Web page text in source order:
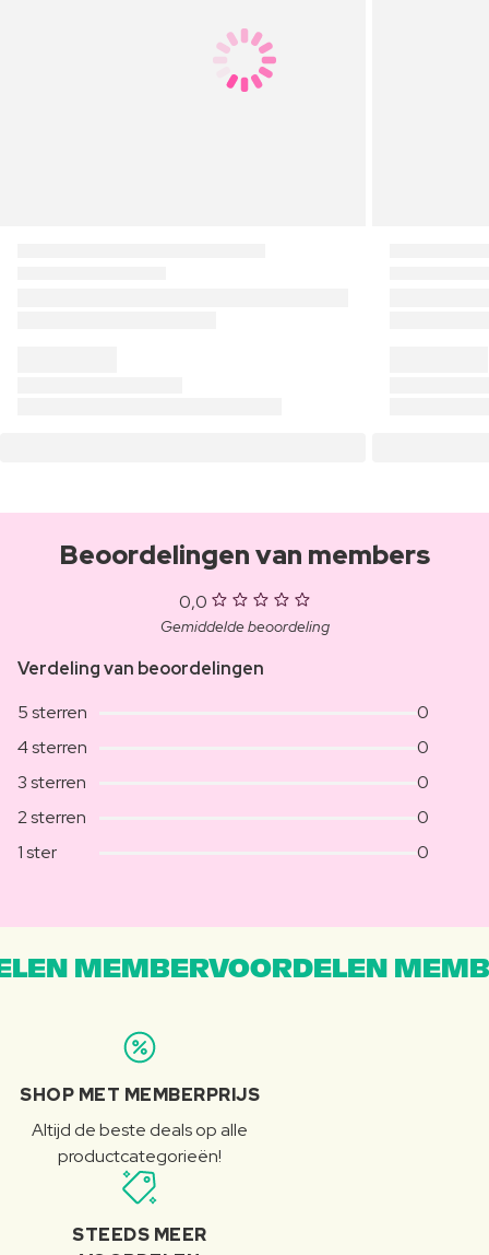
Beoordelingen van members
0,0
Gemiddelde beoordeling
Verdeling van beoordelingen
5 sterren
0
4 sterren
0
3 sterren
0
2 sterren
0
1 ster
0
MEMBERVOORDELEN
SHOP MET MEMBERPRIJS
Altijd de beste deals op alle
productcategorieën!
STEEDS MEER